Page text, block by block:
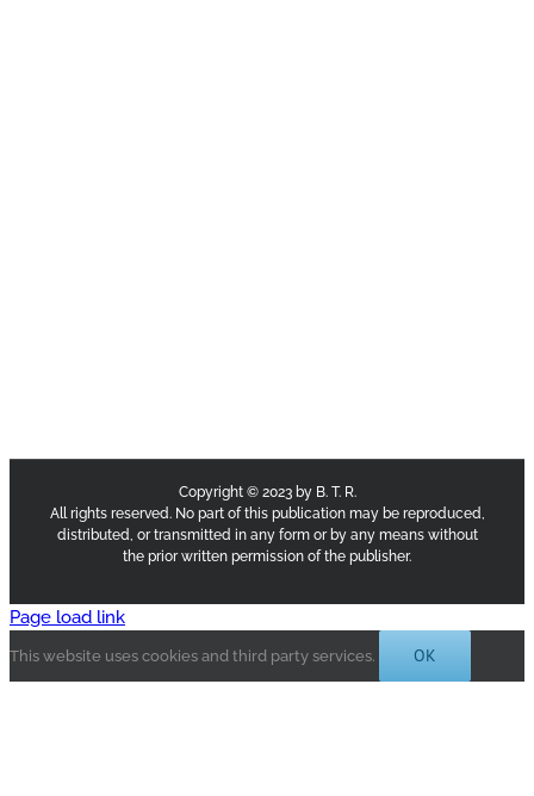
Copyright © 2023 by B. T. R.
All rights reserved. No part of this publication may be reproduced,
distributed, or transmitted in any form or by any means without
the prior written permission of the publisher.
Page load link
This website uses cookies and third party services. OK